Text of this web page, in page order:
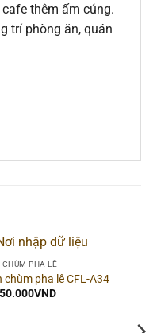
thêm ấm cúng.
trí phòng ăn, quán
CHÙM PHA LÊ
chùm pha lê CFL-A34
VND